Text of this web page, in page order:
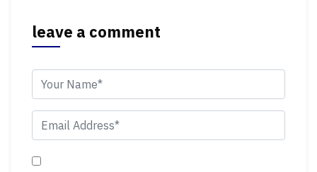
leave a comment